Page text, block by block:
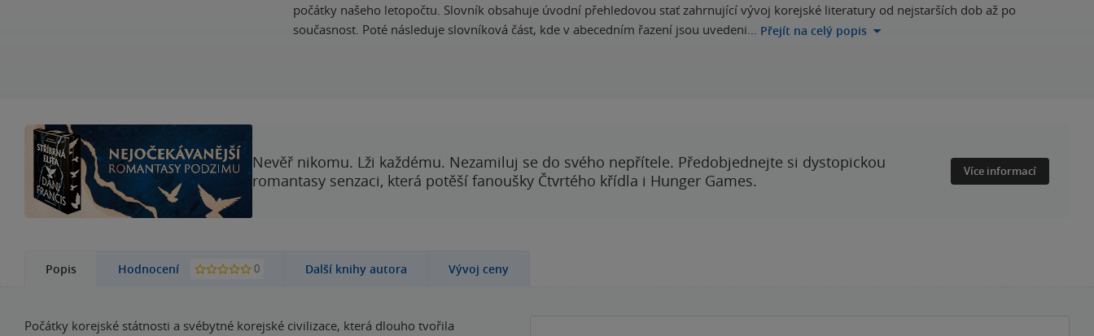
počátky našeho letopočtu. Slovník obsahuje úvodní přehledovou stať zahrnující vývoj korejské literatury od nejstarších dob až po
současnost. Poté následuje slovníková část, kde v abecedním řazení jsou uvedeni… Přejít na celý popis
Nevěř nikomu. Lži každému. Nezamiluj se do svého nepřítele. Předobjednejte si dystopickou
romantasy senzaci, která potěší fanoušky Čtvrtého křídla i Hunger Games.
Více informací
Popis Hodnocení 0 Další knihy autora Vývoj ceny
Počátky korejské státnosti a svébytné korejské civilizace, která dlouho tvořila